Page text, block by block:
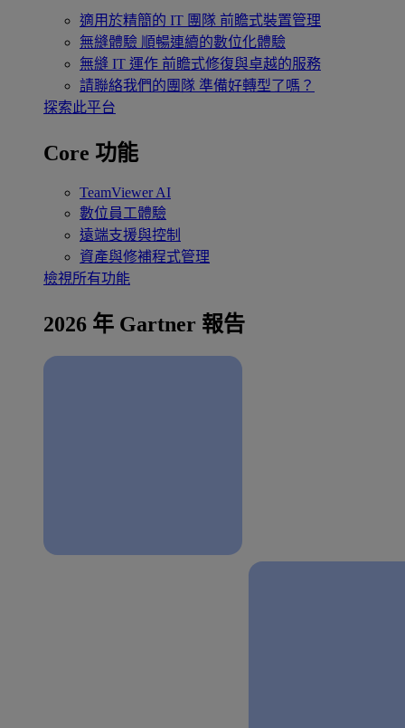
適用於精簡的 IT 團隊 前瞻式裝置管理
無縫體驗 順暢連續的數位化體驗
無縫 IT 運作 前瞻式修復與卓越的服務
請聯絡我們的團隊 準備好轉型了嗎？
探索此平台
Core 功能
TeamViewer AI
數位員工體驗
遠端支援與控制
資產與修補程式管理
檢視所有功能
2026 年 Gartner 報告